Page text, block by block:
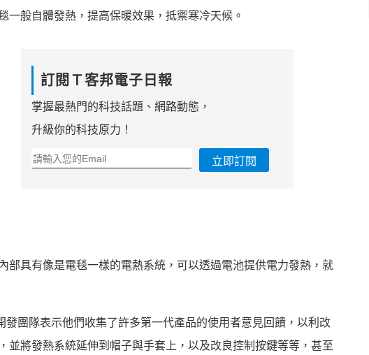
般自體發熱，提高保暖效果，抵禦寒冷天候。
訂閱Ｔ客邦電子日報
掌握最熱門的科技話題、網路動態，
升級你的科技原力！
立即訂閱
部具有像是電毯一樣的電熱系統，可以透過電池提供電力發熱，就
團隊表示他們收集了許多第一代產品的使用者意見回饋，以利改
並將發熱系統延伸到帽子與手套上，以及改良控制按鍵等等，甚至